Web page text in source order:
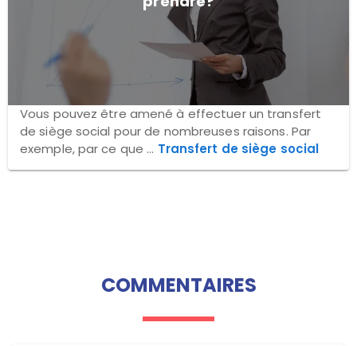
Vous pouvez être amené à effectuer un transfert
de siège social pour de nombreuses raisons. Par
exemple, par ce que ... Transfert de siège social
COMMENTAIRES